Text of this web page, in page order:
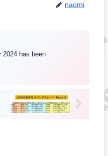
naomi
2024 has been